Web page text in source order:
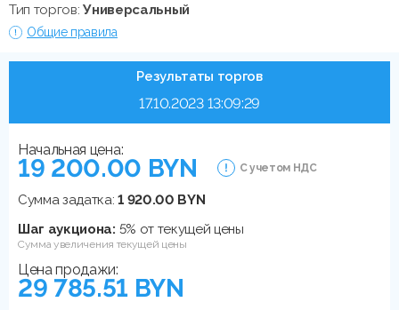
Тип торгов:Универсальный
Общие правила
Результаты торгов
17.10.2023 13:09:29
Начальная цена:
19 200.00 BYN С учетом НДС
Сумма задатка:1 920.00 BYN
Шаг аукциона: 5% от текущей цены
Сумма увеличения текущей цены
Цена продажи:
29 785.51 BYN